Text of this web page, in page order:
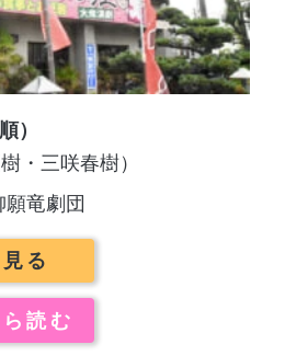
）
・三咲春樹）
願竜劇団
る
読む